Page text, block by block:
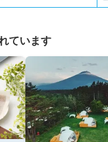
ています